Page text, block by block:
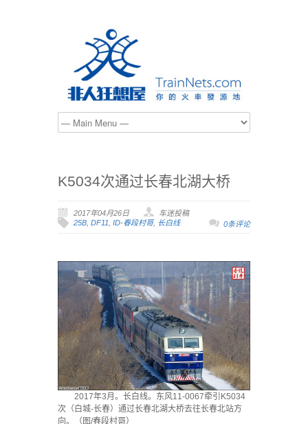
K5034次通过长春北湖大桥
2017年04月26日
车迷投稿
25B, DF11, ID-春段村哥, 长白线 0条评论
2017年3月。长白线。东风11-0067牵引K5034
次（白城-长春）通过长春北湖大桥去往长春北站方
向。（图/春段村哥）